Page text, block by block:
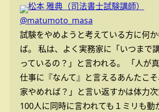
松本 雅典（司法書士試験講師）
@matumoto_masa
試験をやめようと考えている方に何
ば。
私は、よく実務家に「いつまで
っているの？」と言われる。
「人が
仕事に『なんて』と言えるあんたこ
家やめれば？」と言い返すかは体力次
100人に同時に言われても１ミリも動